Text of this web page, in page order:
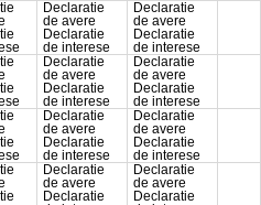
Declaratie
de avere
Declaratie
de interese
Declaratie
de avere
Declaratie
de interese
Declaratie
de avere
Declaratie
de interese
Declaratie
de avere
Declaratie
de interese
Declaratie
de avere
Declaratie
de interese
Declaratie
de avere
Declaratie
de interese
Declaratie
de avere
Declaratie
Declaratie
de avere
Declaratie